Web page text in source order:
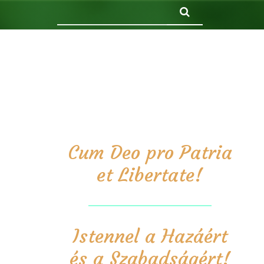
Cum Deo pro Patria
et Libertate!
Istennel a Hazáért
és a Szabadságért!